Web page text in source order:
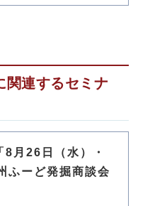
関連するセミナ
月26日（水）・
ふーど発掘商談会